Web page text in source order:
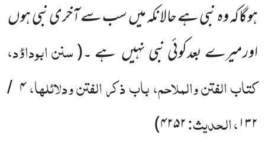
ہوگاکہ وہ نبی ہے حالانکہ میں سب سے آخری نبی ہوں
اورمیرے بعدکوئی نبی نہیں ہے ۔(سنن ابوداؤد،
کتاب الفتن والملاحم، باب ذکر الفتن ودلائلہا،۴ /
۱۳۲، الحدیث:۴۲۵۲)